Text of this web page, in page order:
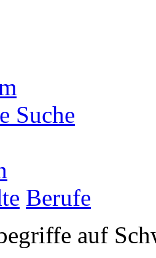
Suche
Berufe
auf